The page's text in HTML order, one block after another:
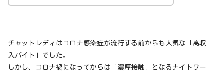
チャットレディはコロナ感染症が流行する前からも人気な「高収
入バイト」でした。
しかし、コロナ禍になってからは「濃厚接触」となるナイトワー